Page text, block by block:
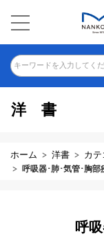
キーワードを入力してく
洋書
ホーム 洋書 カ
呼吸器･肺･気管･胸部
呼